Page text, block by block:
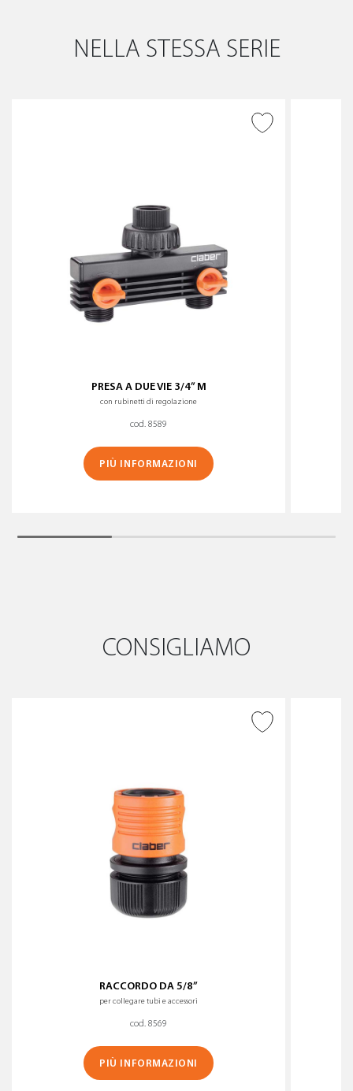
NELLA STESSA SERIE
PRESA A DUE VIE 3/4” M
con rubinetti di regolazione
cod. 8589
PIÙ INFORMAZIONI
CONSIGLIAMO
RACCORDO DA 5/8”
per collegare tubi e accessori
cod. 8569
PIÙ INFORMAZIONI